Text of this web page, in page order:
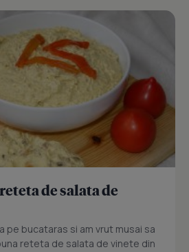
de salata de
pe bucataras si am vrut musai sa
reteta de salata de vinete din